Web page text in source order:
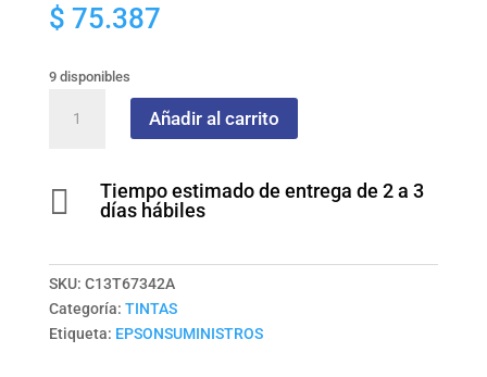
$ 75.387
9 disponibles
T673420
COLOR
Amarillo
cantidad
Añadir al carrito

Tiempo estimado de entrega de 2 a 3
días hábiles
SKU: C13T67342A
Categoría: TINTAS
Etiqueta: EPSONSUMINISTROS